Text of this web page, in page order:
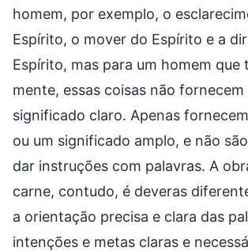
homem, por exemplo, o
Espírito, o mover do Espírito e a
Espírito, mas para um homem que
mente, essas coisas não fornecem
significado claro. Apenas
ou um significado amplo, e não
dar instruções com palavras. A
carne, contudo, é deveras
a orientação precisa e clara das
intenções e metas claras e